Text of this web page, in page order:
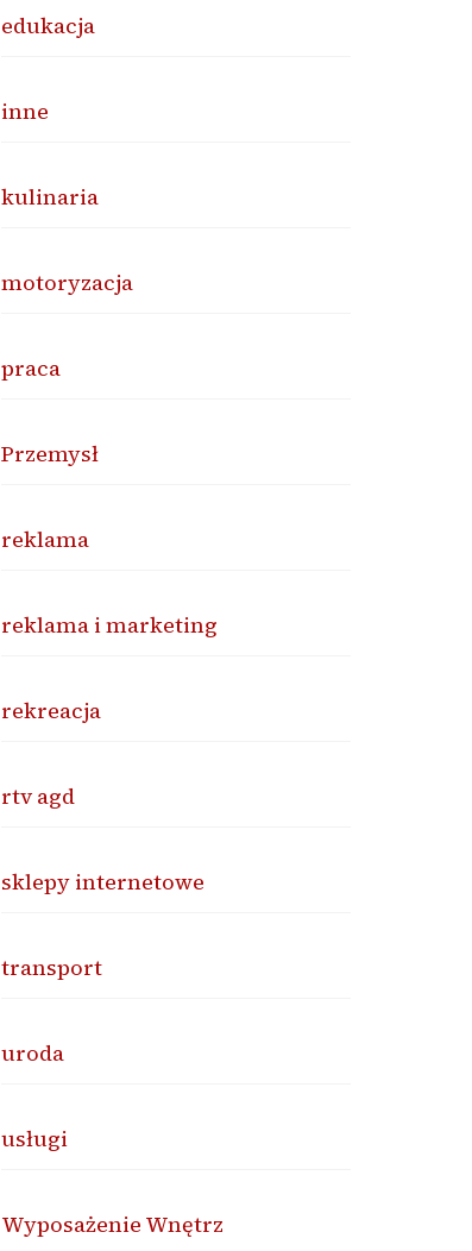
edukacja
inne
kulinaria
motoryzacja
praca
Przemysł
reklama
reklama i marketing
rekreacja
rtv agd
sklepy internetowe
transport
uroda
usługi
Wyposażenie Wnętrz